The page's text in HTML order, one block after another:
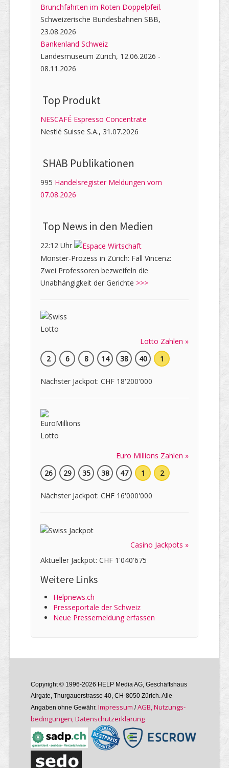
Brunchfahrten im Roten Doppelpfeil.
Schweizerische Bundesbahnen SBB,
23.08.2026
Bankenland Schweiz
Landesmuseum Zürich, 12.06.2026 -
08.11.2026
Top Produkt
NESCAFÉ Espresso Concentrate
Nestlé Suisse S.A., 31.07.2026
SHAB Publi­kati­onen
995 Handelsregister Meldungen vom
07.08.2026
Top News in den Medien
22:12 Uhr
Monster-Prozess in Zürich: Fall Vincenz:
Zwei Professoren bezweifeln die
Unabhängigkeit der Gerichte >>>
Lotto Zahlen »
2
6 8 14 38 40 1
Nächster Jackpot: CHF 18'200'000
Euro Millions Zahlen »
26
29 35 38 47 1 2
Nächster Jackpot: CHF 16'000'000
Casino Jackpots »
Aktueller Jackpot: CHF 1'040'675
Weitere Links
Helpnews.ch
Presseportale der Schweiz
Neue Pressemeldung erfassen
Copyright © 1996-2026 HELP Media AG, Geschäftshaus
Airgate, Thurgauer­strasse 40, CH-8050 Zürich. Alle
Angaben ohne Gewähr. Im­pres­sum /AGB, Nutzungs­
bedin­gungen, Daten­schutz­er­klärung